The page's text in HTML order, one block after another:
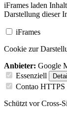
iFrames laden
Darstellung dieser
iFrames
Cookie zur
Anbieter: Google
Essenziell
Contao HTTPS
Schützt vor Cross-